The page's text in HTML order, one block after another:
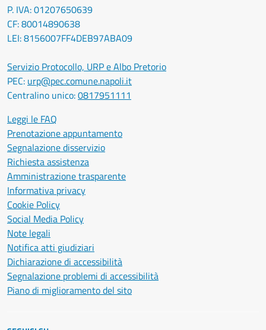
P. IVA: 01207650639
CF: 80014890638
LEI: 8156007FF4DEB97ABA09
Servizio Protocollo, URP e Albo Pretorio
PEC: urp@pec.comune.napoli.it
Centralino unico:0817951111
Leggi le FAQ
Prenotazione appuntamento
Segnalazione disservizio
Richiesta assistenza
Amministrazione trasparente
Informativa privacy
Cookie Policy
Social Media Policy
Note legali
Notifica atti giudiziari
Dichiarazione di accessibilità
Segnalazione problemi di accessibilità
Piano di miglioramento del sito